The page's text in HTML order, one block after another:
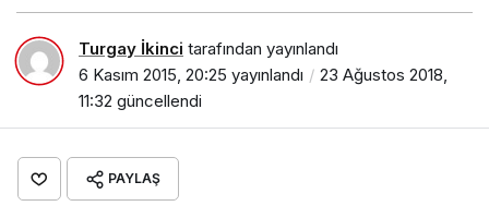
Turgay İkinci tarafından yayınlandı
6 Kasım 2015, 20:25 yayınlandı
23 Ağustos 2018,
11:32 güncellendi
PAYLAŞ